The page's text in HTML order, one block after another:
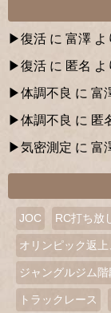
復活 に 富澤 よ
復活 に 匿名 よ
体調不良 に 富
体調不良 に 匿
気密測定 に 富
JOC RC打ち放
オリンピック返
ジャングルジム階
トラックレース